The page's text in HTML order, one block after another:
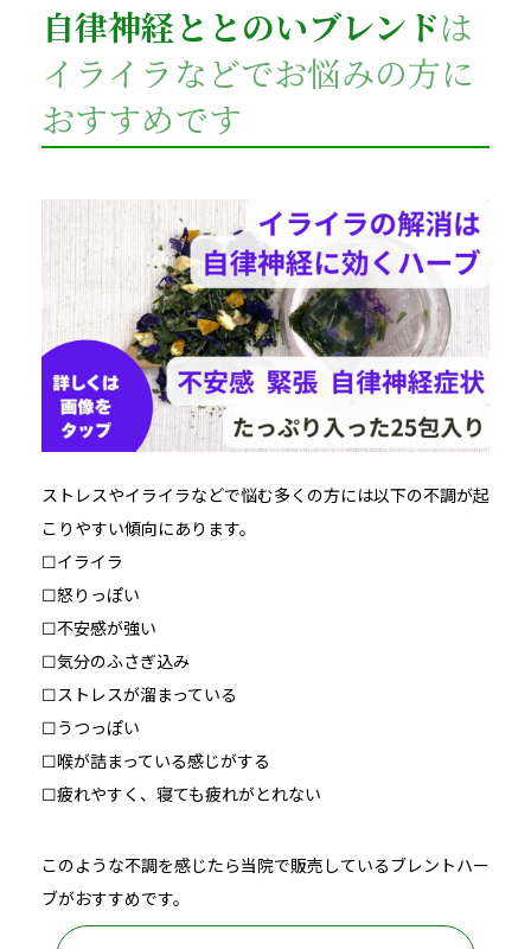
自律神経ととのいブレンドは
イライラなどでお悩みの方に
おすすめです
ストレスやイライラなどで悩む多くの方には以下の不調が起
こりやすい傾向にあります。
☐イライラ
☐怒りっぽい
☐不安感が強い
☐気分のふさぎ込み
☐ストレスが溜まっている
☐うつっぽい
☐喉が詰まっている感じがする
☐疲れやすく、寝ても疲れがとれない
このような不調を感じたら当院で販売しているブレントハー
ブがおすすめです。